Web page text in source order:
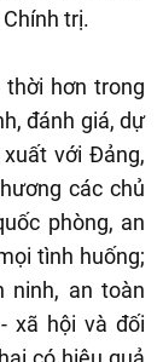
trị.
hơn trong
đánh giá, dự
với Đảng,
các chủ
phòng, an
tình huống;
ninh, an toàn
xã hội và đối